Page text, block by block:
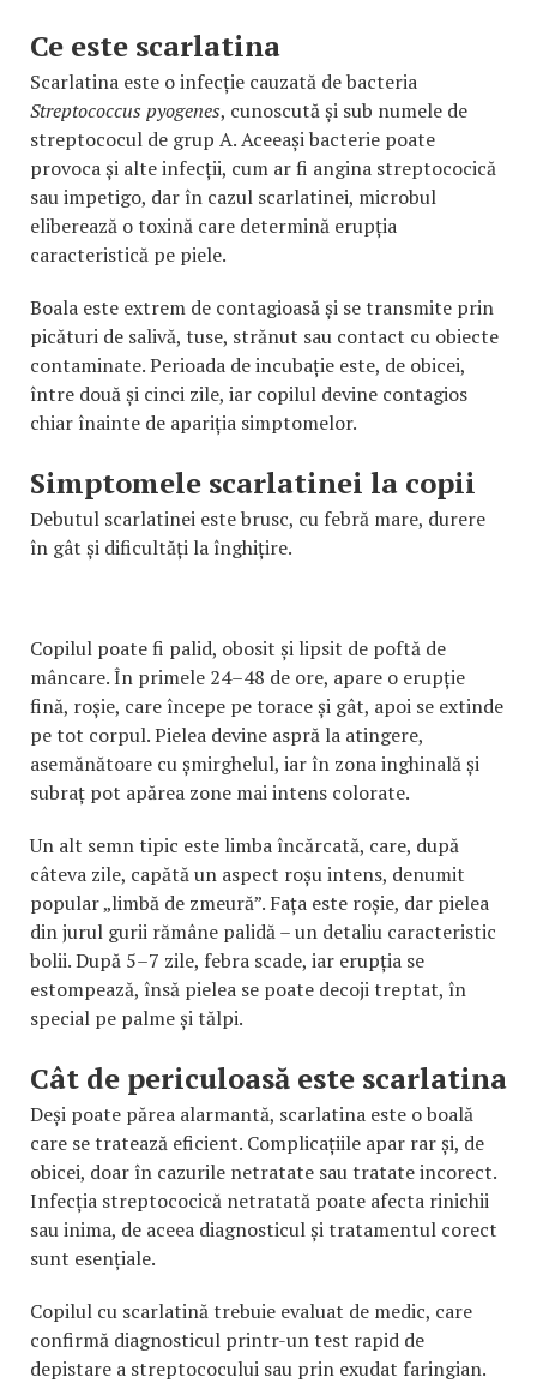
Ce este scarlatina
Scarlatina este o infecție cauzată de bacteria
Streptococcus pyogenes, cunoscută și sub numele de
streptococul de grup A. Aceeași bacterie poate
provoca și alte infecții, cum ar fi angina streptococică
sau impetigo, dar în cazul scarlatinei, microbul
eliberează o toxină care determină erupția
caracteristică pe piele.
Boala este extrem de contagioasă și se transmite prin
picături de salivă, tuse, strănut sau contact cu obiecte
contaminate. Perioada de incubație este, de obicei,
între două și cinci zile, iar copilul devine contagios
chiar înainte de apariția simptomelor.
Simptomele scarlatinei la copii
Debutul scarlatinei este brusc, cu febră mare, durere
în gât și dificultăți la înghițire.
Copilul poate fi palid, obosit și lipsit de poftă de
mâncare. În primele 24–48 de ore, apare o erupție
fină, roșie, care începe pe torace și gât, apoi se extinde
pe tot corpul. Pielea devine aspră la atingere,
asemănătoare cu șmirghelul, iar în zona inghinală și
subraț pot apărea zone mai intens colorate.
Un alt semn tipic este limba încărcată, care, după
câteva zile, capătă un aspect roșu intens, denumit
popular „limbă de zmeură”. Fața este roșie, dar pielea
din jurul gurii rămâne palidă – un detaliu caracteristic
bolii. După 5–7 zile, febra scade, iar erupția se
estompează, însă pielea se poate decoji treptat, în
special pe palme și tălpi.
Cât de periculoasă este scarlatina
Deși poate părea alarmantă, scarlatina este o boală
care se tratează eficient. Complicațiile apar rar și, de
obicei, doar în cazurile netratate sau tratate incorect.
Infecția streptococică netratată poate afecta rinichii
sau inima, de aceea diagnosticul și tratamentul corect
sunt esențiale.
Copilul cu scarlatină trebuie evaluat de medic, care
confirmă diagnosticul printr-un test rapid de
depistare a streptococului sau prin exudat faringian.